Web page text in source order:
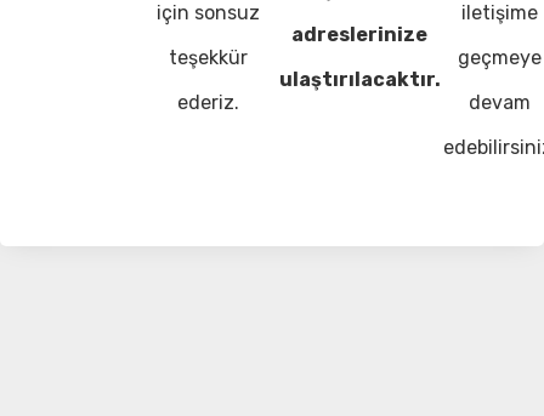
için sonsuz
teşekkür
ederiz.
adreslerinize
ulaştırılacaktır.
iletişime
geçmeye
devam